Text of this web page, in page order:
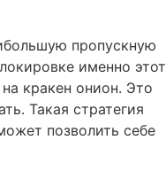
пропускную
именно этот
кракен онион. Это
Такая стратегия
позволить себе